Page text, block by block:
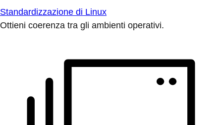
Standardizzazione di Linux
Ottieni coerenza tra gli ambienti operativi.